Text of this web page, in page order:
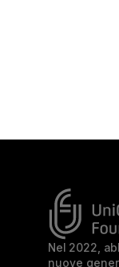
Nel 2022,
nuove